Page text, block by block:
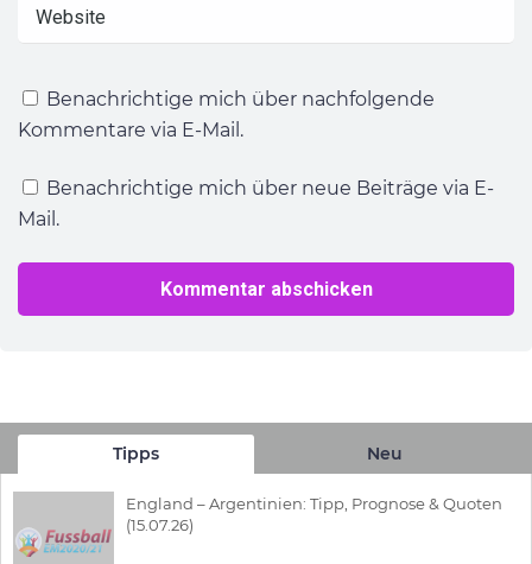
Benachrichtige mich über nachfolgende
Kommentare via E-Mail.
Benachrichtige mich über neue Beiträge via E-
Mail.
Tipps Neu
England – Argentinien: Tipp, Prognose & Quoten
(15.07.26)